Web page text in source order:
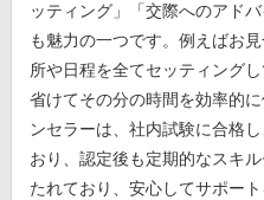
ッティング」「交際へのアド
も魅力の一つです。例えばお
所や日程を全てセッティング
省けてその分の時間を効率的
ンセラーは、社内試験に合格
おり、認定後も定期的なスキ
たれており、安心してサポー